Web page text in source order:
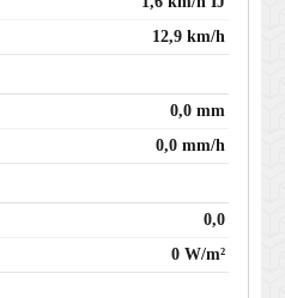
12,9 km/h
0,0 mm
0,0 mm/h
0,0
0 W/m²